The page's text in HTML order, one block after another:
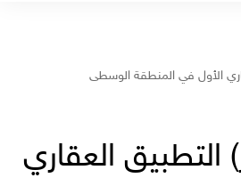
الأول في المنطقة الوسطى
التطبيق العقاري